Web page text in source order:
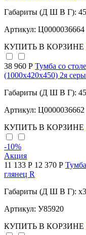
Габариты (Д Ш В Г):
Артикул: Ц0000036664
КУПИТЬ В КОРЗИНЕ
38 960 Р Тумба со
(1000х420х450) 2я
Габариты (Д Ш В Г):
Артикул: Ц0000036662
КУПИТЬ В КОРЗИНЕ
-10%
Акция
11 133 Р 12 370 Р
глянец R
Габариты (Д Ш В Г):
Артикул: У85920
КУПИТЬ В КОРЗИНЕ